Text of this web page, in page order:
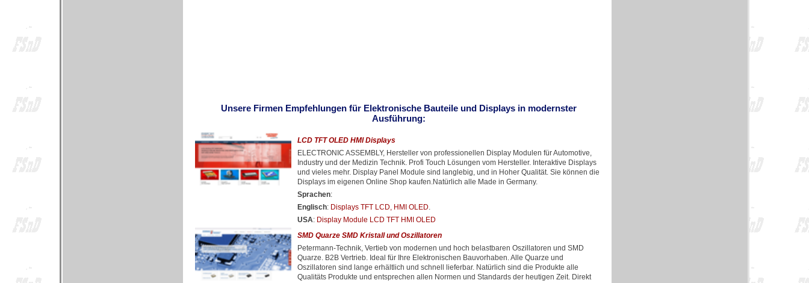
Unsere Firmen Empfehlungen für Elektronische Bauteile und Displays in modernster
Ausführung:
LCD TFT OLED HMI Displays
ELECTRONIC ASSEMBLY, Hersteller von professionellen Display Modulen für Automotive,
Industry und der Medizin Technik. Profi Touch Lösungen vom Hersteller. Interaktive Displays
und vieles mehr. Display Panel Module sind langlebig, und in Hoher Qualität. Sie können die
Displays im eigenen Online Shop kaufen.Natürlich alle Made in Germany.
Sprachen:
Englisch: Displays TFT LCD, HMI OLED.
USA: Display Module LCD TFT HMI OLED
SMD Quarze SMD Kristall und Oszillatoren
Petermann-Technik, Vertieb von modernen und hoch belastbaren Oszillatoren und SMD
Quarze. B2B Vertrieb. Ideal für Ihre Elektronischen Bauvorhaben. Alle Quarze und
Oszillatoren sind lange erhältlich und schnell lieferbar. Natürlich sind die Produkte alle
Qualitäts Produkte und entsprechen allen Normen und Standards der heutigen Zeit. Direkt